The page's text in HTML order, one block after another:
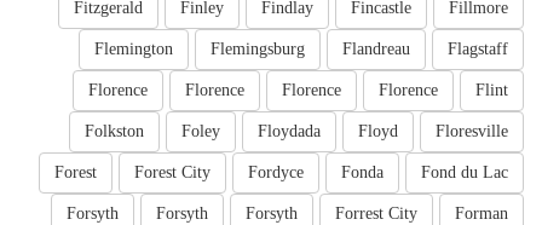
Fillmore
Fincastle
Findlay
Finley
Fitzgerald
Flagstaff
Flandreau
Flemingsburg
Flemington
Flint
Florence
Florence
Florence
Florence
Floresville
Floyd
Floydada
Foley
Folkston
Fond du Lac
Fonda
Fordyce
Forest City
Forest
Forman
Forrest City
Forsyth
Forsyth
Forsyth